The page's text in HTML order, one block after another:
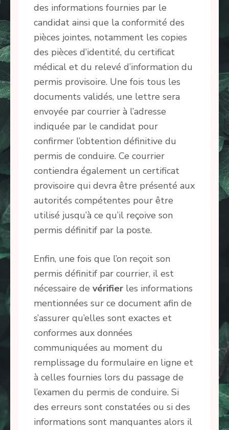
des informations fournies par le
candidat ainsi que la conformité des
pièces jointes, notamment les copies
des pièces d’identité, du certificat
médical et du relevé d’information du
permis provisoire. Une fois tous les
documents validés, une lettre sera
envoyée par courrier à l’adresse
indiquée par le candidat pour
confirmer l’obtention définitive du
permis de conduire. Ce courrier
contiendra également un certificat
provisoire qui devra être présenté aux
autorités compétentes pour être
utilisé jusqu’à ce qu’il reçoive son
permis définitif par la poste.
Enfin, une fois que l’on reçoit son
permis définitif par courrier, il est
nécessaire de vérifier les informations
mentionnées sur ce document afin de
s’assurer qu’elles sont exactes et
conformes aux données
communiquées au moment du
remplissage du formulaire en ligne et
à celles fournies lors du passage de
l’examen du permis de conduire. Si
des erreurs sont constatées ou si des
informations sont manquantes alors il